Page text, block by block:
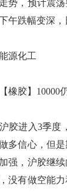
势，预计震
午跌幅变深，
化工
胶】10000
进入3季度，
多信心，但
强，沪胶继
没有做空能